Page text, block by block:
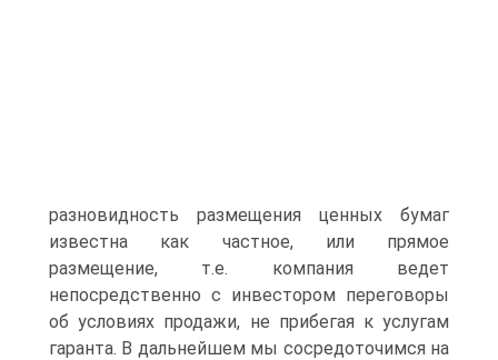
разновидность размещения ценных бумаг
известна как частное, или прямое
размещение, т.е. компания ведет
непосредственно с инвестором переговоры
об условиях продажи, не прибегая к услугам
гаранта. В дальнейшем мы сосредоточимся на